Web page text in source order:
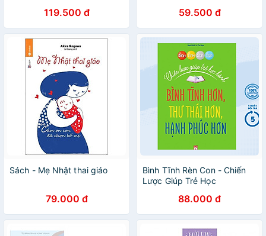
119.500 đ 59.500 đ
Sách - Mẹ Nhật thai giáo
79.000 đ
Bình Tĩnh Rèn Con - Chiến
Lược Giúp Trẻ Học
88.000 đ